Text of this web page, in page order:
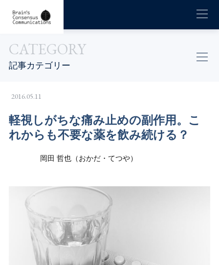
CATEGORY
記事カテゴリー
2016.05.11
軽視しがちな痛み止めの副作用。こ
れからも不要な薬を飲み続ける？
岡田 哲也（おかだ・てつや）